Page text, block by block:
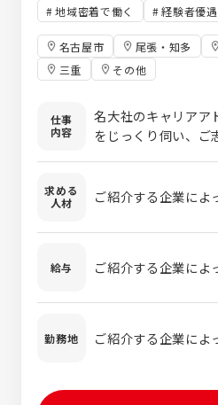
地域密着で働く 経験者優遇
名古屋市 尾張・知多
三重
その他
仕事
内容
名大社のキャリアア
をじっくり伺い、ご
ものづくりに関わる
くり職種です。 管
ンジニア、サービス職など。 ※
求める
人材
ご紹介する企業によ
給与 ご紹介する企業によ
勤務地 ご紹介する企業によ